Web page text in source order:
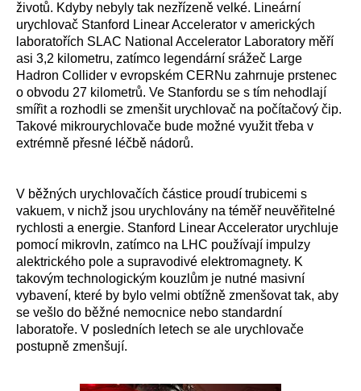
životů. Kdyby nebyly tak nezřízeně velké. Lineární
urychlovač Stanford Linear Accelerator v amerických
laboratořích SLAC National Accelerator Laboratory měří
asi 3,2 kilometru, zatímco legendární srážeč Large
Hadron Collider v evropském CERNu zahrnuje prstenec
o obvodu 27 kilometrů. Ve Stanfordu se s tím nehodlají
smířit a rozhodli se zmenšit urychlovač na počítačový čip.
Takové mikrourychlovače bude možné využit třeba v
extrémně přesné léčbě nádorů.
V běžných urychlovačích částice proudí trubicemi s
vakuem, v nichž jsou urychlovány na téměř neuvěřitelné
rychlosti a energie. Stanford Linear Accelerator urychluje
pomocí mikrovln, zatímco na LHC používají impulzy
alektrického pole a supravodivé elektromagnety. K
takovým technologickým kouzlům je nutné masivní
vybavení, které by bylo velmi obtížně zmenšovat tak, aby
se vešlo do běžné nemocnice nebo standardní
laboratoře. V posledních letech se ale urychlovače
postupně zmenšují.